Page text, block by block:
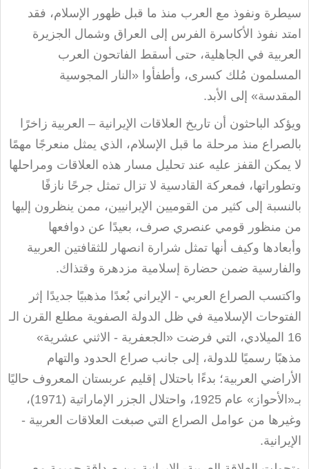
سيطرة ونفوذ مع العرب منذ ما قبل ظهور الإسلام، فقد
امتد نفوذ الأكاسرة الفرس إلى العراق وشمال الجزيرة
العربية في الجاهلية، حتى أسقط الفاتحون العرب
المسلمون مُلك كسرى، وأطفأوا «النار المجوسية
المقدسة» إلى الأبد.
ويؤكد الباحثون أن تاريخ العلاقات الإيرانية – العربية زاخرًا
بالصراع منذ مرحلة ما قبل الإسلام، الذي يمثل منعرجًا مهمًا
لا يمكن القفز عليه عند تحليل مسار هذه العلاقات ومراحلها
وتطوراتها، فمعركة القادسية لا تزال تمثل جرحًا نازفًا
بالنسبة إلى كثير من القوميين الإيرانيين، ممن ينظرون إليها
من منظور قومي عنصري صرف، بعيدًا عن دوافعها
وأبعادها وكيف أنها تمثل شرارة انصهار للثقافتين العربية
والفارسية ضمن حضارة إسلامية مزدهرة وقتذاك.
واكتسب الصراع العربي - الإيراني بُعدًا مذهبيًا جديدًا إثر
الفتوحات الإسلامية في ظل الدولة الصفوية مطلع القرن الـ
16 الميلادي، التي فرضت «الجعفرية - الاثني عشرية»
مذهبًا رسميًا للدولة، إلى جانب صراع الحدود والتهام
الأراضي العربية؛ بدءًا باحتلال إقليم عربستان المعروف حاليًا
بـ«الأحواز» عام 1925، واحتلال الجزر الإماراتية (1971)،
وغيرها من عوامل الصراع التي صبغت العلاقات العربية -
الإيرانية.